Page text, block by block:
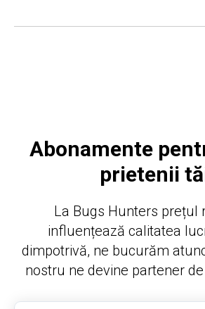
Abonamente
prietenii
La Bugs Hunters prețul
influențează calitatea
dimpotrivă, ne bucurăm
nostru ne devine partener